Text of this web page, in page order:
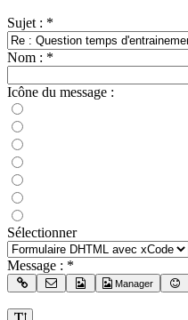
Sujet : *
Nom : *
Icône du message :
Sélectionner
Message : *
Manager